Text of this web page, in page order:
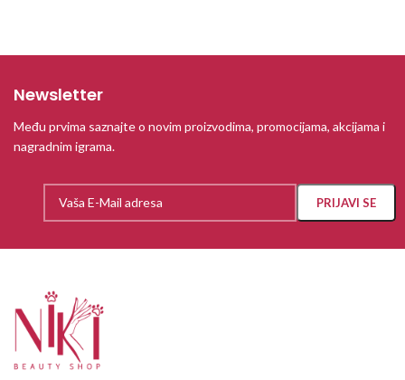
Newsletter
Među prvima saznajte o novim proizvodima, promocijama, akcijama i
nagradnim igrama.